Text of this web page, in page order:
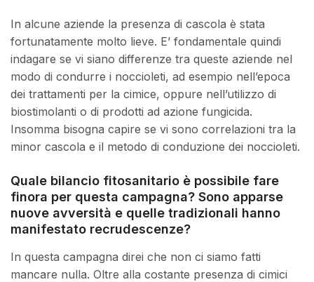
In alcune aziende la presenza di cascola è stata
fortunatamente molto lieve. E’ fondamentale quindi
indagare se vi siano differenze tra queste aziende nel
modo di condurre i noccioleti, ad esempio nell’epoca
dei trattamenti per la cimice, oppure nell’utilizzo di
biostimolanti o di prodotti ad azione fungicida.
Insomma bisogna capire se vi sono correlazioni tra la
minor cascola e il metodo di conduzione dei noccioleti.
Quale bilancio fitosanitario è possibile fare
finora per questa campagna? Sono apparse
nuove avversità e quelle tradizionali hanno
manifestato recrudescenze?
In questa campagna direi che non ci siamo fatti
mancare nulla. Oltre alla costante presenza di cimici